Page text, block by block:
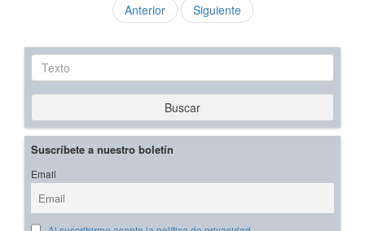
Anterior Siguiente
Texto
Buscar
Suscríbete a nuestro boletín
Email